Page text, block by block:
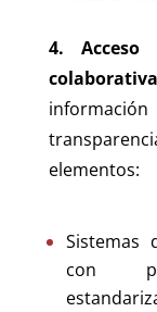
4.
elementos:
Sistemas
con